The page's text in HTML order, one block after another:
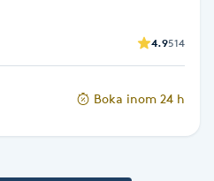
4.9514
Boka inom 24 h